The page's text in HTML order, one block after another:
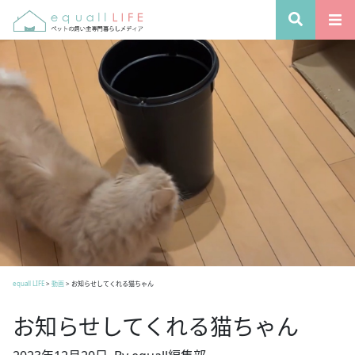
equall LIFE> 動画> お知らせしてくれる猫ちゃん
お知らせしてくれる猫ちゃん